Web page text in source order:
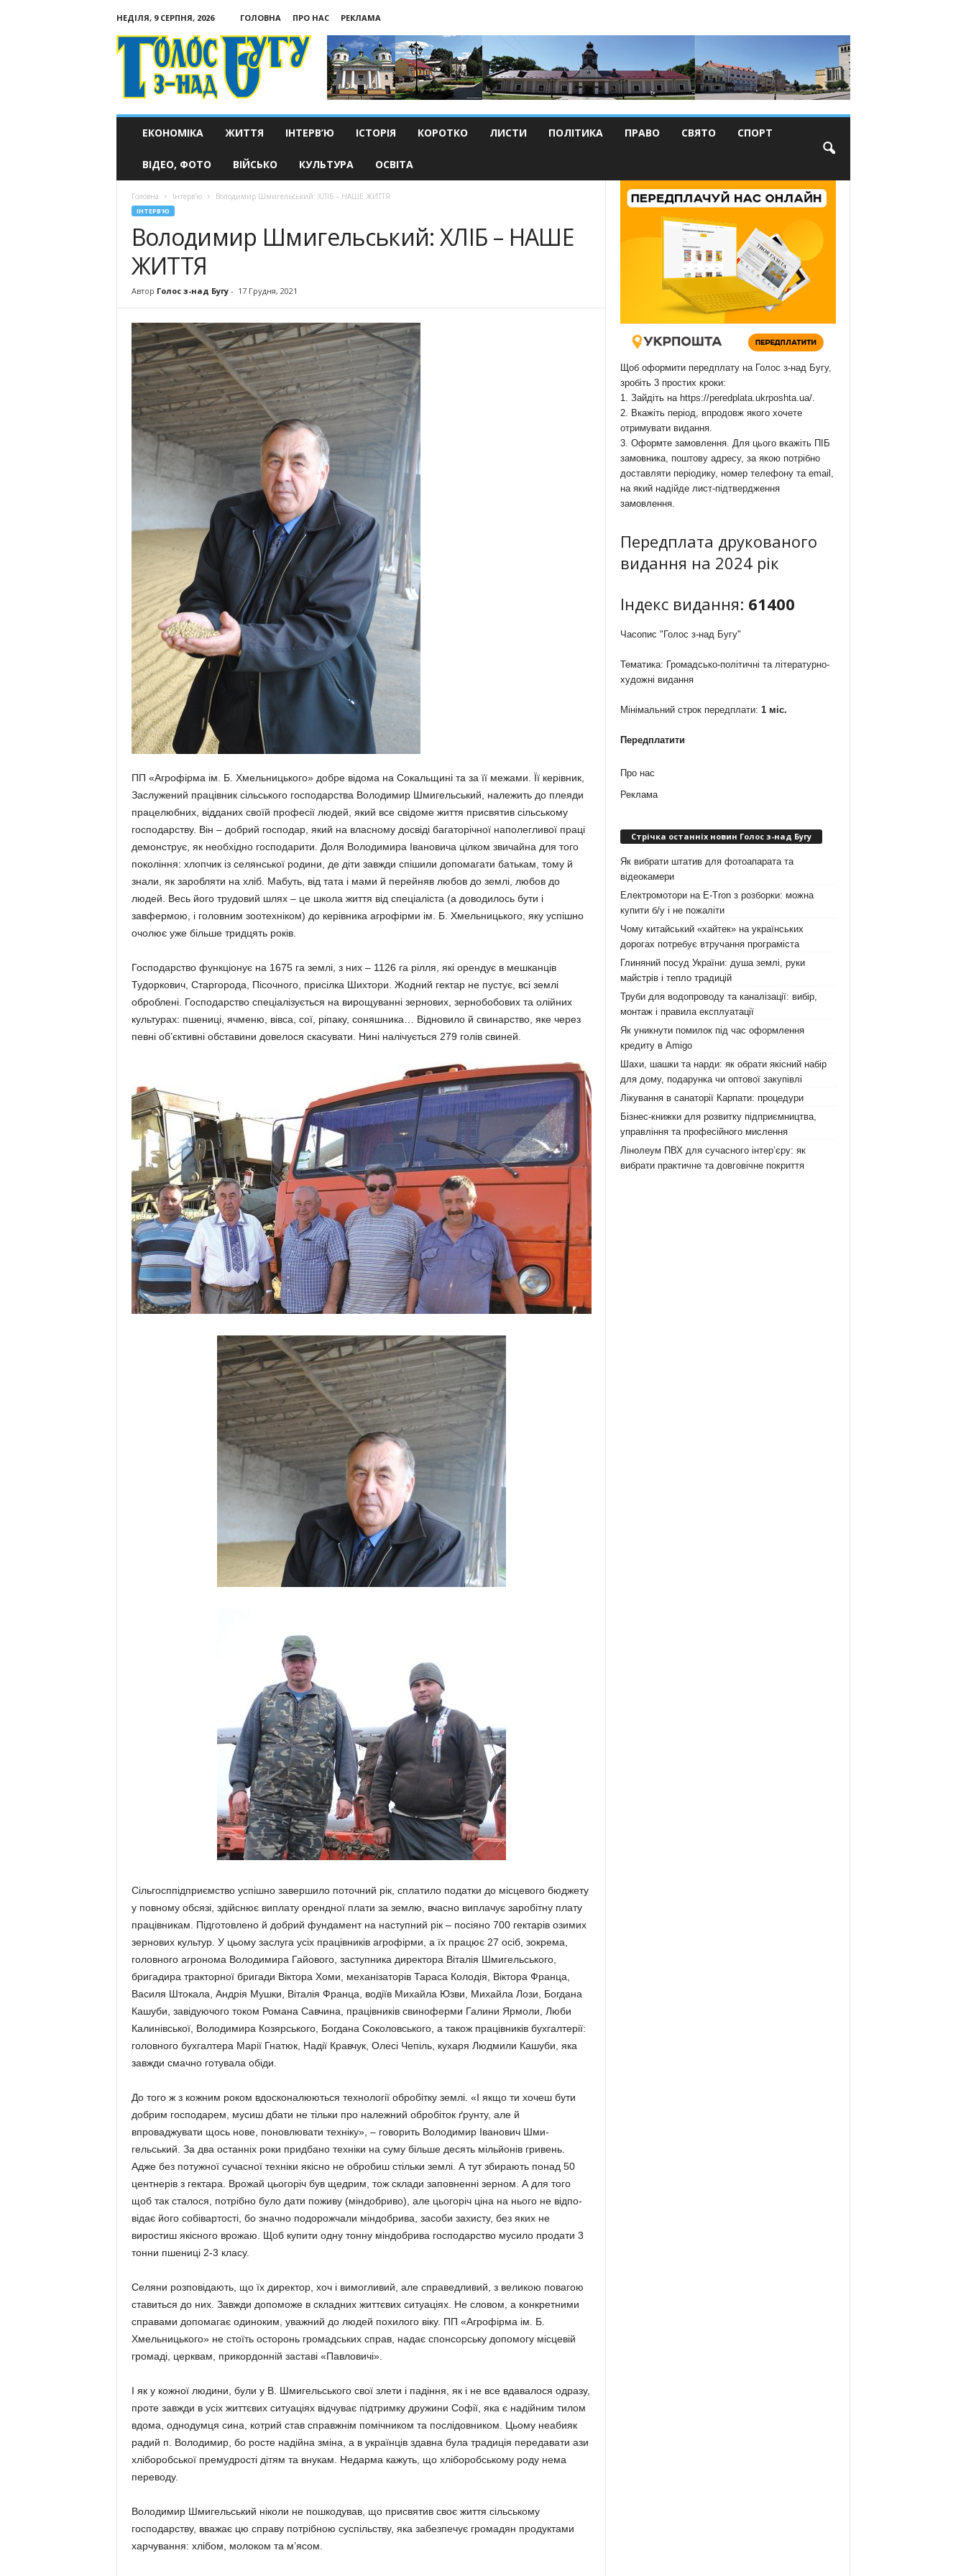
НЕДІЛЯ, 9 СЕРПНЯ, 2026 ГОЛОВНА ПРО НАС
РЕКЛАМА
Голос
з-
ЕКОНОМІКА ЖИТТЯ ІНТЕРВ’Ю ІСТОРІЯ КОРОТКО ЛИСТИ ПОЛІТИКА ПРАВО СВЯТО СПОРТ
ВІДЕО, ФОТО ВІЙСЬКО КУЛЬТУРА ОСВІТА
Головна Інтерв'ю Володимир Шмигельсь­кий: ХЛІБ – НАШЕ ЖИТТЯ
ІНТЕРВ'Ю
Володимир Шмигельсь­кий: ХЛІБ – НАШЕ
ЖИТТЯ
Автор Голос з-над Бугу- 17 Грудня, 2021
ПП «Агрофірма ім. Б. Хмельниць­кого» добре відома на Сокальщині та за її межами. Її керівник,
Заслу­жений працівник сільського госпо­дарства Володимир Шмигельсь­кий, належить до плеяди
працелюбних, відданих своїй професії людей, який все свідоме життя при­святив сільському
господарству. Він – добрий господар, який на власно­му досвіді багаторічної наполегли­вої праці
демонструє, як необхідно господарити. Доля Воло­димира Івановича цілком звичайна для то­го
покоління: хлопчик із се­лянської родини, де діти завжди спішили допомагати батькам, тому й
знали, як заробляти на хліб. Ма­буть, від тата і мами й перейняв любов до землі, любов до
людей. Весь його трудовий шлях – це шко­ла життя від спеціаліста (а доводи­лось бути і
завфермою, і головним зоотех­ніком) до керівника агро­фірми ім. Б. Хмельницького, яку успіш­но
очолює уже більше трид­цять років.
Господарство функціонує на 1675 га землі, з них – 1126 га рілля, які орендує в мешканців
Тудорко­вич, Старгорода, Пісочного, присіл­ка Шихтори. Жодний гектар не пустує, всі землі
оброблені. Господар­ство спеціалізується на вирощу­ванні зернових, зернобобових та олійних
культурах: пшениці, ячме­ню, вівса, сої, ріпаку, соняшника… Відновило й свинарство, яке через
певні об’єктивні обставини дове­лося скасувати. Нині налічується 279 голів свиней.
Сільгосппідприємство успішно завершило поточний рік, сплатило податки до місцевого бюджету
у повному обсязі, здійснює виплату орендної плати за землю, вчасно виплачує заробітну плату
працівни­кам. Підготовлено й добрий фунда­мент на наступний рік – посіяно 700 гектарів озимих
зернових куль­тур. У цьому заслуга усіх працівни­ків агрофірми, а їх працює 27 осіб, зокрема,
головного агронома Воло­димира Гайового, заступника ди­ректора Віталія Шмигельського,
бригадира тракторної бригади Вік­тора Хоми, механізаторів Тараса Колодія, Віктора Франца,
Василя Штокала, Андрія Мушки, Віталія Франца, водіїв Михайла Юзви, Михайла Лози, Богдана
Кашуби, завідуючого током Романа Савчи­на, працівників свиноферми Гали­ни Ярмоли, Люби
Калинівської, Володимира Козярського, Богдана Соколовського, а також працівників бухгалтерії:
головного бухгалтера Марії Гнатюк, Надії Кравчук, Олесі Чепіль, кухаря Людмили Кашуби, яка
завжди смачно готувала обіди.
До того ж з кожним роком вдос­коналюються технології обробітку землі. «І якщо ти хочеш бути
доб­рим господарем, мусиш дбати не тільки про належний обробіток ґрунту, але й
впроваджувати щось нове, поновлювати техніку», – гово­рить Володимир Іванович Шми­
гельський. За два останніх роки придбано техніки на суму більше десять мільйонів гривень.
Адже без потужної сучасної техніки якіс­но не обробиш стільки землі. А тут збирають понад 50
центнерів з гек­тара. Врожай цьогоріч був щедрим, тож склади заповненні зерном. А для того
щоб так сталося, потрібно було дати поживу (міндобриво), але цьогоріч ціна на нього не відпо­
відає його собівартості, бо значно подорожчали міндобрива, засоби захисту, без яких не
виростиш якіс­ного врожаю. Щоб купити одну тон­ну міндобрива господарство мусило продати 3
тонни пшениці 2-3 класу.
Селяни розповідають, що їх ди­ректор, хоч і вимогливий, але спра­ведливий, з великою повагою
ставиться до них. Завжди допоможе в складних життєвих ситуаціях. Не словом, а конкретними
справами допомагає одиноким, уважний до людей похилого віку. ПП «Агрофір­ма ім. Б.
Хмельницького» не стоїть осторонь громадських справ, на­дає спонсорську допомогу місцевій
громаді, церквам, прикордонній заставі «Павловичі».
І як у кожної людини, були у В. Шмигельського свої злети і па­діння, як і не все вдавалося одразу,
проте завжди в усіх життєвих ситу­аціях відчуває підтримку дружини Софії, яка є надійним тилом
вдома, однодумця сина, котрий став справжнім помічником та послі­довником. Цьому неабияк
радий п. Володимир, бо росте надійна зміна, а в українців здавна була традиція передавати ази
хлібороб­ської премудрості дітям та внукам. Недарма кажуть, що хліборобсько­му роду нема
переводу.
Володимир Шмигельський ніколи не пошкодував, що присвятив своє життя сільському
господарству, вважає цю справу потрібною сус­пільству, яка забезпечує громадян продуктами
харчування: хлібом, молоком та м’ясом.
Щоб оформити передплату на Голос з-над Бугу,
зробіть 3 простих кроки:
1. Зайдіть на https://peredplata.ukrposhta.ua/.
2. Вкажіть період, впродовж якого хочете
отримувати видання.
3. Оформте замовлення. Для цього вкажіть ПІБ
замовника, поштову адресу, за якою потрібно
доставляти періодику, номер телефону та email,
на який надійде лист-підтвердження
замовлення.
Передплата друкованого
видання на 2024 рік
Індекс видання: 61400
Часопис "Голос з-над Бугу"
Тематика: Громадсько-політичні та літературно-
художні видання
Мінімальний строк передплати: 1 міс.
Передплатити
Про нас
Реклама
Стрічка останніх новин Голос з-над Бугу
Як вибрати штатив для фотоапарата та
відеокамери
Електромотори на E-Tron з розборки: можна
купити б/у і не пожаліти
Чому китайський «хайтек» на українських
дорогах потребує втручання програміста
Глиняний посуд України: душа землі, руки
майстрів і тепло традицій
Труби для водопроводу та каналізації: вибір,
монтаж і правила експлуатації
Як уникнути помилок під час оформлення
кредиту в Amigo
Шахи, шашки та нарди: як обрати якісний набір
для дому, подарунка чи оптової закупівлі
Лікування в санаторії Карпати: процедури
Бізнес-книжки для розвитку підприємництва,
управління та професійного мислення
Лінолеум ПВХ для сучасного інтер’єру: як
вибрати практичне та довговічне покриття